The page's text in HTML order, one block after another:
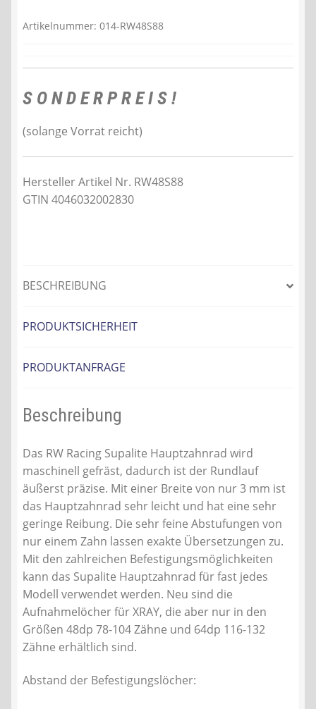
12,90 €
S O N D E R P R E I S !
(solange Vorrat reicht)
Hersteller Artikel Nr. RW48S88
GTIN 4046032002830
Artikelnummer: 014-RW48S88
BESCHREIBUNG
PRODUKTSICHERHEIT
PRODUKTANFRAGE
Beschreibung
Das RW Racing Supalite Hauptzahnrad wird
maschinell gefräst, dadurch ist der Rundlauf
äußerst präzise. Mit einer Breite von nur 3 mm ist
das Hauptzahnrad sehr leicht und hat eine sehr
geringe Reibung. Die sehr feine Abstufungen von
nur einem Zahn lassen exakte Übersetzungen zu.
Mit den zahlreichen Befestigungsmöglichkeiten
kann das Supalite Hauptzahnrad für fast jedes
Modell verwendet werden. Neu sind die
Aufnahmelöcher für XRAY, die aber nur in den
Größen 48dp 78-104 Zähne und 64dp 116-132
Zähne erhältlich sind.
Abstand der Befestigungslöcher: